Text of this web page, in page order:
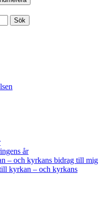
år
– och kyrkans bidrag till mig
kyrkan – och kyrkans